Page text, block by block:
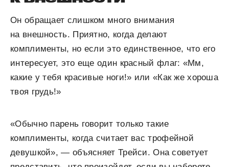
Он обращает слишком много внимания
на внешность. Приятно, когда делают
комплименты, но если это единственное, что его
интересует, это еще один красный флаг: «Мм,
какие у тебя красивые ноги!» или «Как же хороша
твоя грудь!»
«Обычно парень говорит только такие
комплименты, когда считает вас трофейной
девушкой», — объясняет Трейси. Она советует